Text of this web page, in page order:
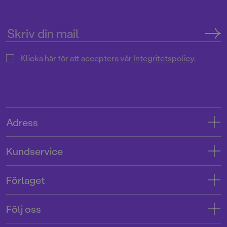
Klicka här för att acceptera vårIntegritetspolicy.
Adress
08-769 88 00
Tryckerigatan 4
103 12 Stockholm
Org.nr: 556045-7748
Kundservice
Användarvillkor intressenter
Förlaget
Följ oss